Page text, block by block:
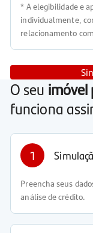
* A elegibilidade e
individualmente,
relacionamento
O seu
funciona
1
Preencha seus
análise de crédito.